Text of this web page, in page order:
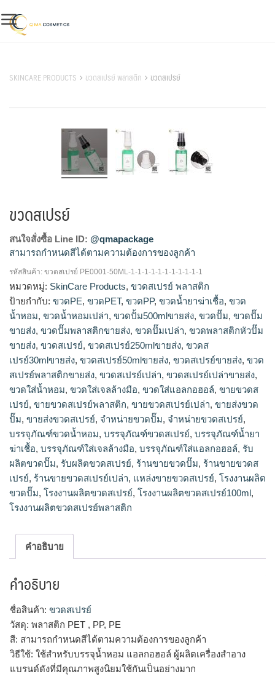
to
content
SKINCARE PRODUCTS ขวดสเปรย์ พลาสติก ขวดสเปรย์
ขวดสเปรย์
สนใจสั่งซื้อ Line ID: @qmapackage
สามารถกำหนดสีได้ตามความต้องการของลูกค้า
โรงงานผลิตขวดสเปรย์,รับผลิตขวดสเปรย์,ขายส่งขวดสเปรย์,จำ
หน่ายขวดสเปรย์,ขายขวดสเปรย์,ร้านขายขวดสเปรย์,ขวดสเปรย์
ขายส่ง,ขวดสเปรย์30mlขายส่ง,ขวดสเปรย์พลาสติกขายส่ง,ขวดส
เปรย์250mlขายส่ง,ขวดสเปรย์50mlขายส่ง,โรงงานผลิตขวดสเปรย์
พลาสติก,ขายขวดสเปรย์พลาสติก,ร้านขายขวดสเปรย์เปล่า,ขาย
ขวดสเปรย์เปล่า,โรงงานผลิตขวดสเปรย์100ml,ขวดสเปรย์เปล่า
ขายส่ง,dbaleขวดสเปรย์,แหล่งขายขวดสเปรย์,โรงงานผลิตขวด
ปั๊ม,จำหน่ายขวดปั๊ม,ขายส่งขวดปั๊ม,รับผลิตขวดปั๊ม,ขวดปั๊ม
ขายส่ง,ขวดปั๊มพลาสติกขายส่ง,ขวดปั้ม500mlขายส่ง,ร้านขายขวด
ปั๊ม,ขวดพลาสติกหัวปั๊มขายส่ง,plasticparkบรรจุภัณฑ์
รหัสสินค้า: ขวดสเปรย์ PE0001-50ML-1-1-1-1-1-1-1-1-1-1-1
หมวดหมู่: SkinCare Products, ขวดสเปรย์ พลาสติก
ป้ายกำกับ: ขวดPE, ขวดPET, ขวดPP, ขวดน้ำยาฆ่าเชื้อ, ขวด
น้ำหอม, ขวดน้ำหอมเปล่า, ขวดปั้ม500mlขายส่ง, ขวดปั๊ม, ขวดปั๊ม
ขายส่ง, ขวดปั๊มพลาสติกขายส่ง, ขวดปั๊มเปล่า, ขวดพลาสติกหัวปั๊ม
ขายส่ง, ขวดสเปรย์, ขวดสเปรย์250mlขายส่ง, ขวดส
เปรย์30mlขายส่ง, ขวดสเปรย์50mlขายส่ง, ขวดสเปรย์ขายส่ง, ขวด
สเปรย์พลาสติกขายส่ง, ขวดสเปรย์เปล่า, ขวดสเปรย์เปล่าขายส่ง,
ขวดใส่น้ำหอม, ขวดใส่เจลล้างมือ, ขวดใส่แอลกอฮอล์, ขายขวดส
เปรย์, ขายขวดสเปรย์พลาสติก, ขายขวดสเปรย์เปล่า, ขายส่งขวด
ปั๊ม, ขายส่งขวดสเปรย์, จำหน่ายขวดปั๊ม, จำหน่ายขวดสเปรย์,
บรรจุภัณฑ์ขวดน้ำหอม, บรรจุภัณฑ์ขวดสเปรย์, บรรจุภัณฑ์น้ำยา
ฆ่าเชื้อ, บรรจุภัณฑ์ใส่เจลล้างมือ, บรรจุภัณฑ์ใส่แอลกอฮอล์, รับ
ผลิตขวดปั๊ม, รับผลิตขวดสเปรย์, ร้านขายขวดปั๊ม, ร้านขายขวดส
เปรย์, ร้านขายขวดสเปรย์เปล่า, แหล่งขายขวดสเปรย์, โรงงานผลิต
ขวดปั๊ม, โรงงานผลิตขวดสเปรย์, โรงงานผลิตขวดสเปรย์100ml,
โรงงานผลิตขวดสเปรย์พลาสติก
คำอธิบาย
คำอธิบาย
ชื่อสินค้า: ขวดสเปรย์
วัสดุ: พลาสติก PET , PP, PE
สี: สามารถกำหนดสีได้ตามความต้องการของลูกค้า
วิธีใช้: ใช้สำหรับบรรจุน้ำหอม แอลกอฮอล์ ผู้ผลิตเครื่องสำอาง
แบรนด์ดังที่มีคุณภาพสูงนิยมใช้กันเป็นอย่างมาก